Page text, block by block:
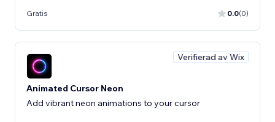
Gratis 0.0(0)
Verifierad av Wix
Animated Cursor Neon
Add vibrant neon animations to your cursor